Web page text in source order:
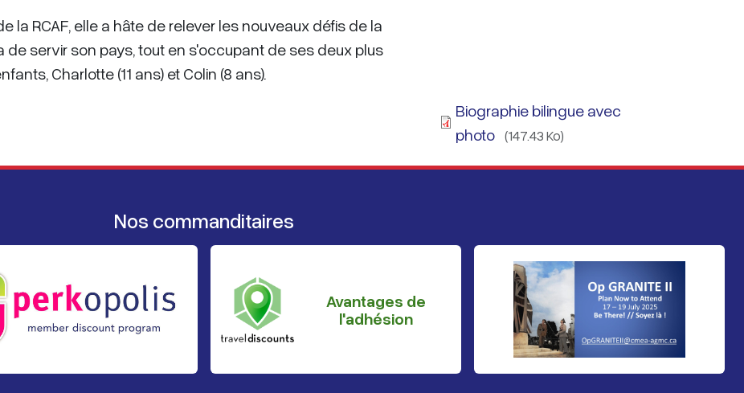
la RCAF, elle a hâte de relever les nouveaux défis de la
de servir son pays, tout en s'occupant de ses deux plus
Charlotte (11 ans) et Colin (8 ans).
Biographie bilingue avec
photo (147.43 Ko)
Nos commanditaires
Avantages de
l'adhésion